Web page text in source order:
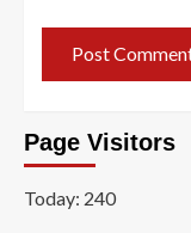
Page Visitors
Today: 240